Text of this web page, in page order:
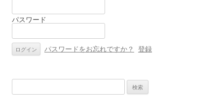
ョ
パスワード
パスワードをお忘れですか？ 登録
索: